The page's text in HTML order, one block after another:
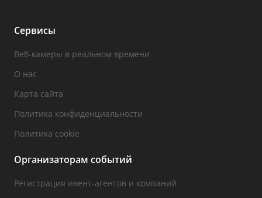
Сервисы
Веб-камеры в реальном времени
О нас
Карта сайта
Политика конфиденциальности
Политика cookie
Организаторам событий
Регистрация ивент-агентов и компаний